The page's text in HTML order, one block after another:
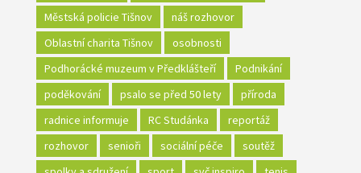
Městská policie Tišnov
náš rozhovor
Oblastní charita Tišnov
osobnosti
Podhorácké muzeum v Předklášteří
Podnikání
poděkování
psalo se před 50 lety
příroda
radnice informuje
RC Studánka
reportáž
rozhovor
senioři sociální péče
soutěž